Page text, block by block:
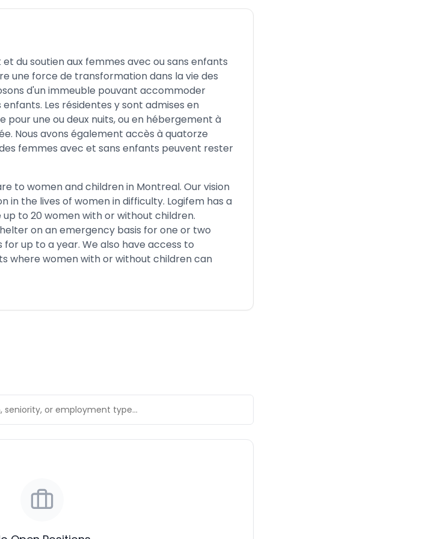
du soutien aux femmes avec ou sans enfants
une force de transformation dans la vie des
d'un immeuble pouvant accommoder
Les résidentes y sont admises en
pour une ou deux nuits, ou en hébergement à
Nous avons également accès à quatorze
femmes avec et sans enfants peuvent rester
to women and children in Montreal. Our vision
in the lives of women in difficulty. Logifem has a
to 20 women with or without children.
on an emergency basis for one or two
up to a year. We also have access to
where women with or without children can